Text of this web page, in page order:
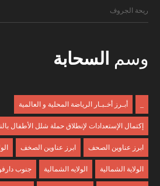
ريحة الجروف
وسم السحابة
أبـرز أخـبـار الرياضة المحلية و العالمية
إكتمال الإستعدادات لإنطلاق حملة شلل الأطفال
ابرز عناوين الصحف ابرز عناوين الصخف
الولاية الشمالية الولايه الشمالية جنوب